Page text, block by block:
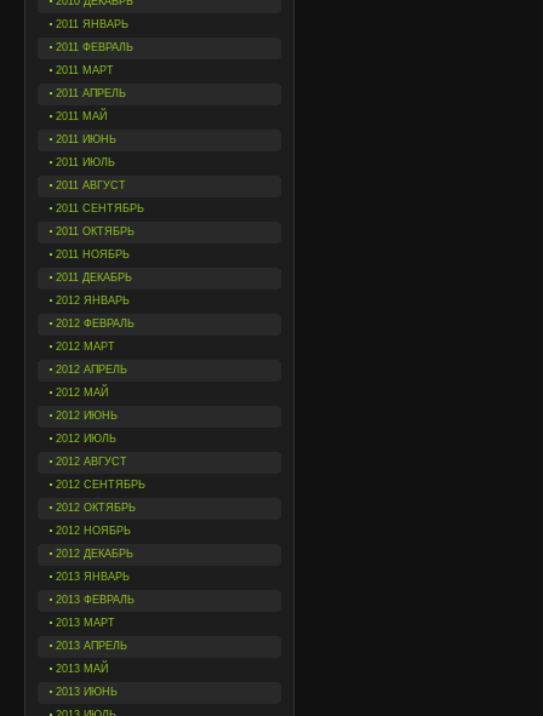
2011 ЯНВАРЬ
2011 ФЕВРАЛЬ
2011 МАРТ
2011 АПРЕЛЬ
2011 МАЙ
2011 ИЮНЬ
2011 ИЮЛЬ
2011 АВГУСТ
2011 СЕНТЯБРЬ
2011 ОКТЯБРЬ
2011 НОЯБРЬ
2011 ДЕКАБРЬ
2012 ЯНВАРЬ
2012 ФЕВРАЛЬ
2012 МАРТ
2012 АПРЕЛЬ
2012 МАЙ
2012 ИЮНЬ
2012 ИЮЛЬ
2012 АВГУСТ
2012 СЕНТЯБРЬ
2012 ОКТЯБРЬ
2012 НОЯБРЬ
2012 ДЕКАБРЬ
2013 ЯНВАРЬ
2013 ФЕВРАЛЬ
2013 МАРТ
2013 АПРЕЛЬ
2013 МАЙ
2013 ИЮНЬ